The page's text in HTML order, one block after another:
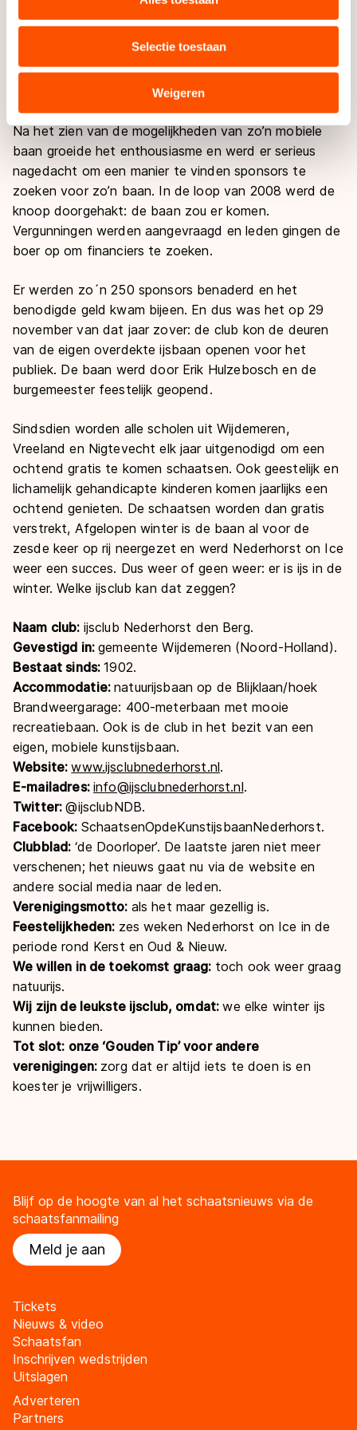
uw gebruik van onze site met onze partners voor social
combineren met andere gegevens die u aan hen heeft
verstrekt of die zij hebben verzameld via hun services.
Sommige partners kunnen gegevens doorgeven aan
landen buiten de EU, zoals de VS, waar mogelijk geen
adequaat beschermingsniveau geldt volgens de GDPR.
Door op ‘Toestaan’ te klikken, stemt u in met deze
overdracht. Meer informatie vindt u in onscookiebeleid
Selectie toestaan
Weigeren
om in Nederhorst den Berg een kunstijsbaan neer te
leggen voor een periode van zes weken rond de Kerst
en Oud en Nieuw. En zo reisde het bestuur af om een
soortgelijke baan in Roeselare te bezichtigen.
Na het zien van de mogelijkheden van zo’n mobiele
baan groeide het enthousiasme en werd er serieus
nagedacht om een manier te vinden sponsors te
zoeken voor zo’n baan. In de loop van 2008 werd de
knoop doorgehakt: de baan zou er komen.
Vergunningen werden aangevraagd en leden gingen de
boer op om financiers te zoeken.
Er werden zo´n 250 sponsors benaderd en het
benodigde geld kwam bijeen. En dus was het op 29
november van dat jaar zover: de club kon de deuren
van de eigen overdekte ijsbaan openen voor het
publiek. De baan werd door Erik Hulzebosch en de
burgemeester feestelijk geopend.
Sindsdien worden alle scholen uit Wijdemeren,
Vreeland en Nigtevecht elk jaar uitgenodigd om een
ochtend gratis te komen schaatsen. Ook geestelijk en
lichamelijk gehandicapte kinderen komen jaarlijks een
ochtend genieten. De schaatsen worden dan gratis
verstrekt, Afgelopen winter is de baan al voor de
zesde keer op rij neergezet en werd Nederhorst on Ice
weer een succes. Dus weer of geen weer: er is ijs in de
winter. Welke ijsclub kan dat zeggen?
Naam club: ijsclub Nederhorst den Berg.
Gevestigd in:gemeente Wijdemeren (Noord-Holland).
Bestaat sinds:1902.
Accommodatie:natuurijsbaan op de Blijklaan/hoek
Brandweergarage: 400-meterbaan met mooie
recreatiebaan. Ook is de club in het bezit van een
eigen, mobiele kunstijsbaan.
Website:www.ijsclubnederhorst.nl.
E-mailadres: info@ijsclubnederhorst.nl.
Twitter:@ijsclubNDB.
Facebook: SchaatsenOpdeKunstijsbaanNederhorst.
Clubblad: ‘de Doorloper’. De laatste jaren niet meer
verschenen; het nieuws gaat nu via de website en
andere social media naar de leden.
Verenigingsmotto: als het maar gezellig is.
Feestelijkheden: zes weken Nederhorst on Ice in de
periode rond Kerst en Oud & Nieuw.
We willen in de toekomst graag: toch ook weer graag
natuurijs.
Wij zijn de leukste ijsclub, omdat:we elke winter ijs
kunnen bieden.
Tot slot: onze ‘Gouden Tip’ voor andere
verenigingen: zorg dat er altijd iets te doen is en
koester je vrijwilligers.
Blijf op de hoogte van al het schaatsnieuws via de
schaatsfanmailing
Meld je aan
Tickets
Nieuws & video
Schaatsfan
Inschrijven wedstrijden
Uitslagen
Adverteren
Partners